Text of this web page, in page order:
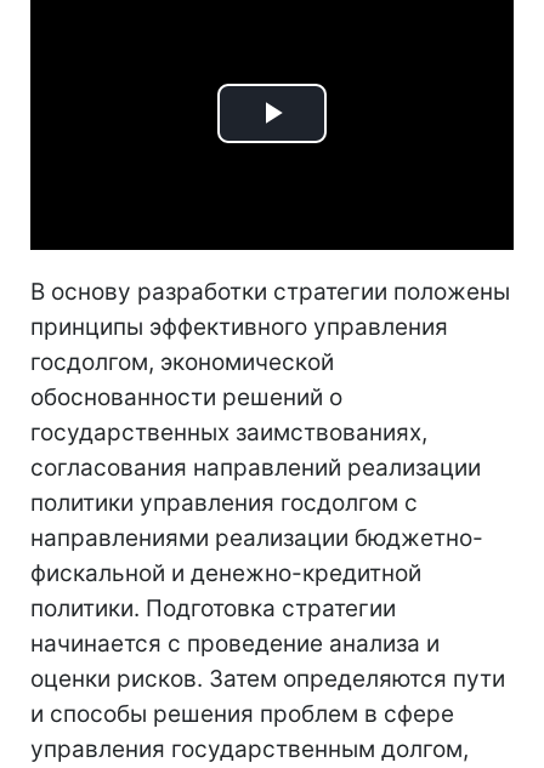
Play
В основу разработки стратегии положены
принципы эффективного управления
госдолгом, экономической
обоснованности решений о
государственных заимствованиях,
согласования направлений реализации
политики управления госдолгом с
направлениями реализации бюджетно-
фискальной и денежно-кредитной
политики. Подготовка стратегии
начинается с проведение анализа и
оценки рисков. Затем определяются пути
и способы решения проблем в сфере
управления государственным долгом,